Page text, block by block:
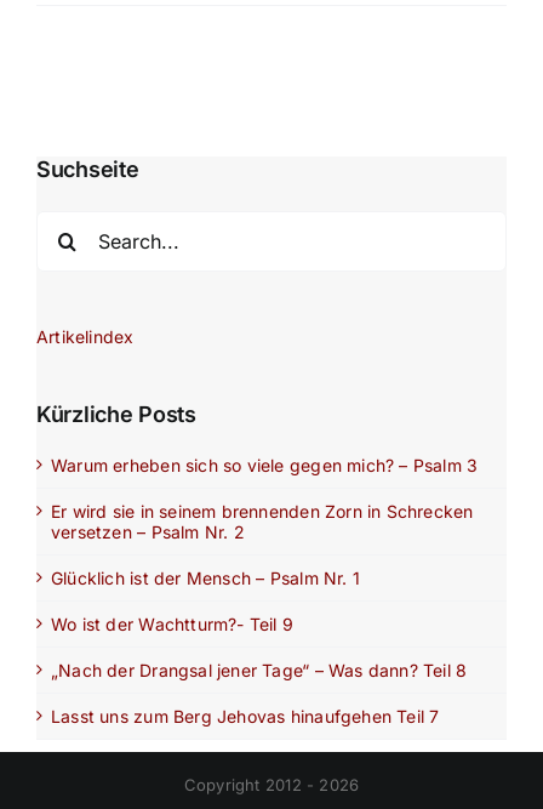
Suchseite
for:
Artikelindex
Kürzliche Posts
Warum erheben sich so viele gegen mich? – Psalm 3
Er wird sie in seinem brennenden Zorn in Schrecken
versetzen – Psalm Nr. 2
Glücklich ist der Mensch – Psalm Nr. 1
Wo ist der Wachtturm?- Teil 9
„Nach der Drangsal jener Tage“ – Was dann? Teil 8
Lasst uns zum Berg Jehovas hinaufgehen Teil 7
Copyright 2012 - 2026